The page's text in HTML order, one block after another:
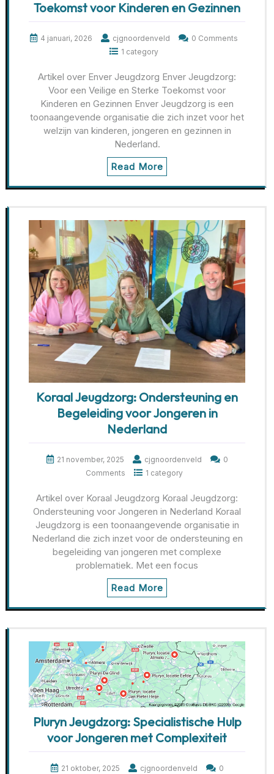
Toekomst voor Kinderen en Gezinnen
4 januari, 2026 cjgnoordenveld
0 Comments
1 category
Artikel over Enver Jeugdzorg Enver Jeugdzorg:
Voor een Veilige en Sterke Toekomst voor
Kinderen en Gezinnen Enver Jeugdzorg is een
toonaangevende organisatie die zich inzet voor het
welzijn van kinderen, jongeren en gezinnen in
Nederland.
Read More
Koraal Jeugdzorg: Ondersteuning en
Begeleiding voor Jongeren in
Nederland
21 november, 2025 cjgnoordenveld
0
Comments
1 category
Artikel over Koraal Jeugdzorg Koraal Jeugdzorg:
Ondersteuning voor Jongeren in Nederland Koraal
Jeugdzorg is een toonaangevende organisatie in
Nederland die zich inzet voor de ondersteuning en
begeleiding van jongeren met complexe
problematiek. Met een focus
Read More
Pluryn Jeugdzorg: Specialistische Hulp
voor Jongeren met Complexiteit
21 oktober, 2025 cjgnoordenveld
0